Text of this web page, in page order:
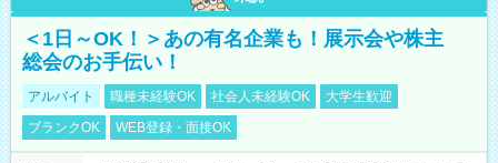
＜1日～OK！＞あの有名企業も！展示会や株主
総会のお手伝い！
アルバイト 職種未経験OK 社会人未経験OK
大学生歓迎
ブランクOK
WEB登録・面接OK